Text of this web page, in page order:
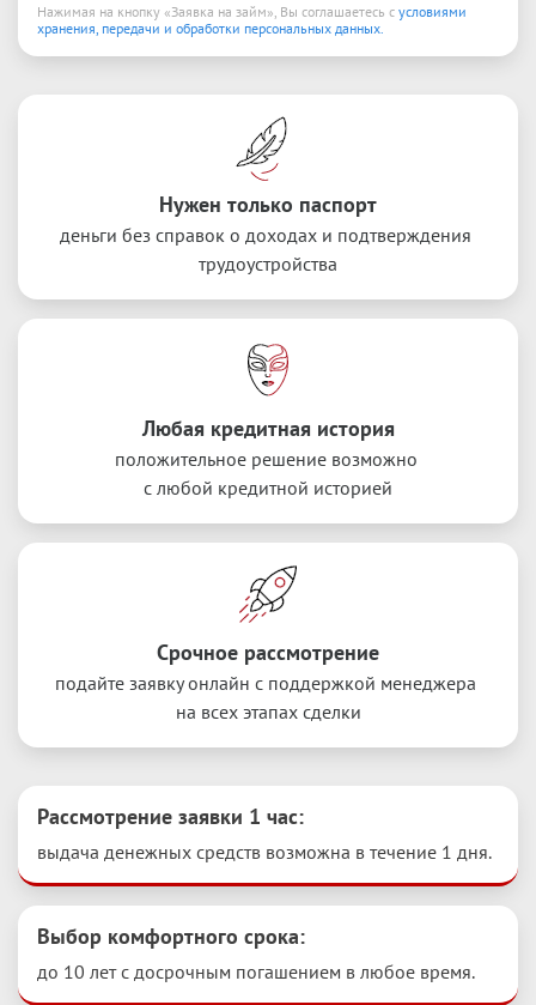
Нажимая на кнопку «Заявка на займ» Вы соглашаетесь с условиями
хранения, передачи и обработки персональных данных.
Нужен только паспорт
деньги без справок о доходах и подтверждения
трудоустройства
Любая кредитная история
положительное решение возможно
с любой кредитной историей
Срочное рассмотрение
подайте заявку онлайн с поддержкой менеджера
на всех этапах сделки
Рассмотрение заявки 1 час:
выдача денежных средств возможна в течение 1 дня.
Выбор комфортного срока:
до 10 лет с досрочным погашением в любое время.